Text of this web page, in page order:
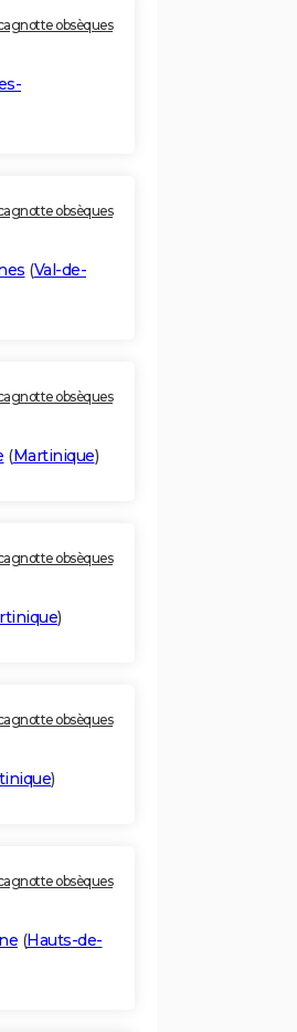
obsèques
obsèques
(Val-de-
obsèques
(Martinique)
obsèques
)
obsèques
)
obsèques
(Hauts-de-